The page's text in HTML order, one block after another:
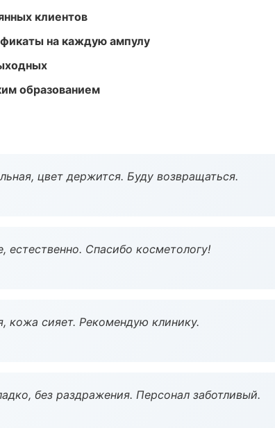
клиентов
на каждую ампулу
образованием
цвет держится. Буду возвращаться.
Спасибо косметологу!
кожа сияет. Рекомендую клинику.
без раздражения. Персонал заботливый.